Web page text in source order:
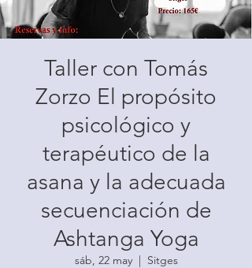
Taller con Tomás
Zorzo El propósito
psicológico y
terapéutico de la
asana y la adecuada
secuenciación de
Ashtanga Yoga
sáb, 22 may
  |
Sitges